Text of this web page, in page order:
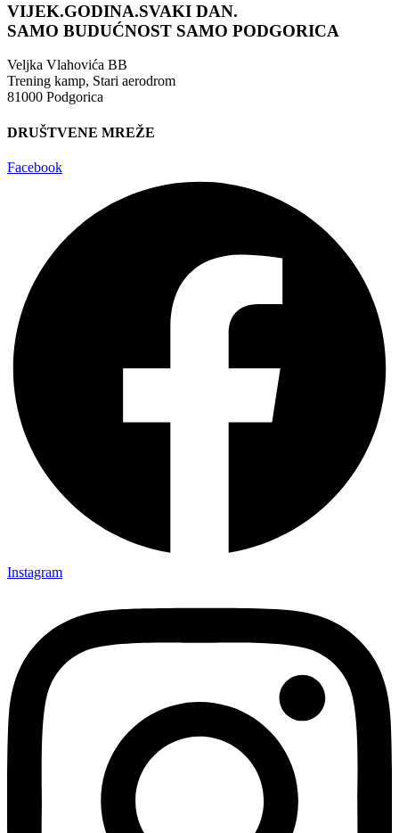
VIJEK.GODINA.SVAKI DAN.
SAMO BUDUĆNOST SAMO PODGORICA
Veljka Vlahovića BB
Trening kamp, Stari aerodrom
81000 Podgorica
DRUŠTVENE MREŽE
Facebook
Instagram